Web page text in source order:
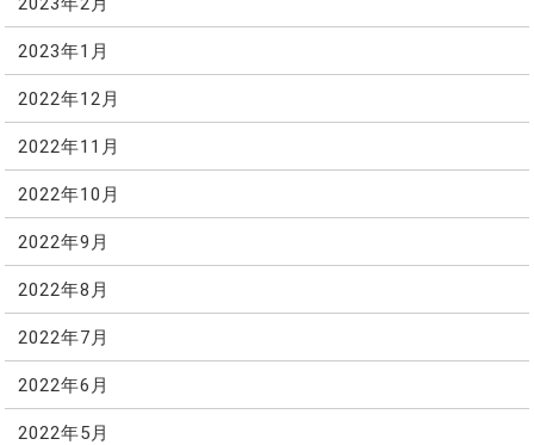
2023年1月
2022年12月
2022年11月
2022年10月
2022年9月
2022年8月
2022年7月
2022年6月
2022年5月